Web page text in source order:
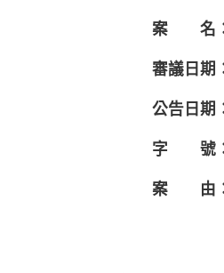
案 名
審議日期
公告日期
字 號
案 由